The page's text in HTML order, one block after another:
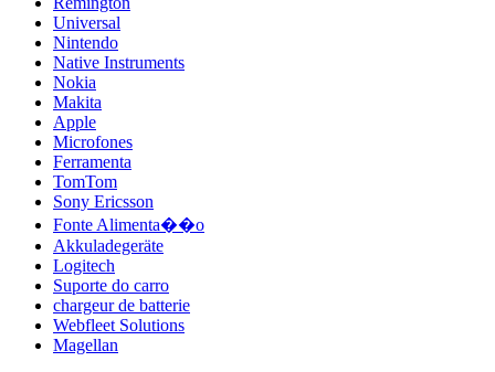
Universal
Nintendo
Native Instruments
Nokia
Makita
Apple
Microfones
Ferramenta
TomTom
Sony Ericsson
Fonte Alimenta��o
Akkuladegeräte
Logitech
Suporte do carro
chargeur de batterie
Webfleet Solutions
Magellan